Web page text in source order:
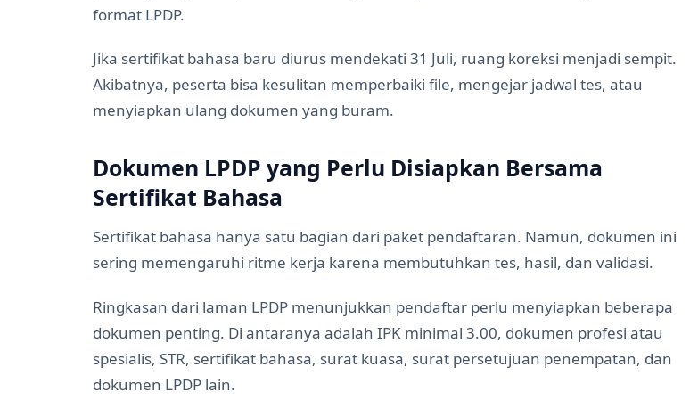
format LPDP.
Jika sertifikat bahasa baru diurus mendekati 31 Juli, ruang koreksi menjadi sempit.
Akibatnya, peserta bisa kesulitan memperbaiki file, mengejar jadwal tes, atau
menyiapkan ulang dokumen yang buram.
Dokumen LPDP yang Perlu Disiapkan Bersama
Sertifikat Bahasa
Sertifikat bahasa hanya satu bagian dari paket pendaftaran. Namun, dokumen ini
sering memengaruhi ritme kerja karena membutuhkan tes, hasil, dan validasi.
Ringkasan dari laman LPDP menunjukkan pendaftar perlu menyiapkan beberapa
dokumen penting. Di antaranya adalah IPK minimal 3.00, dokumen profesi atau
spesialis, STR, sertifikat bahasa, surat kuasa, surat persetujuan penempatan, dan
dokumen LPDP lain.